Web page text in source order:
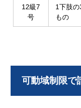
12級7
号
1下肢
もの
可動域制限で